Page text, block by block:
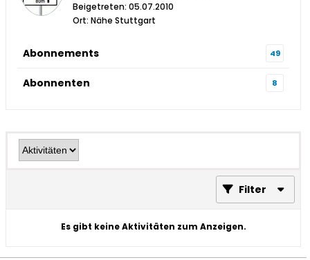
Beigetreten: 05.07.2010
Ort: Nähe Stuttgart
Abonnements 49
Abonnenten 8
Filter
Es gibt keine Aktivitäten zum Anzeigen.